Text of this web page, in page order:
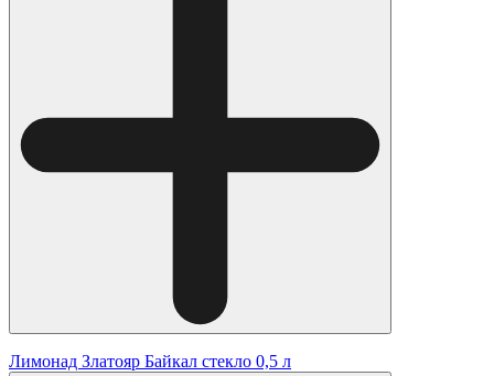
Лимонад Златояр Байкал стекло 0,5 л